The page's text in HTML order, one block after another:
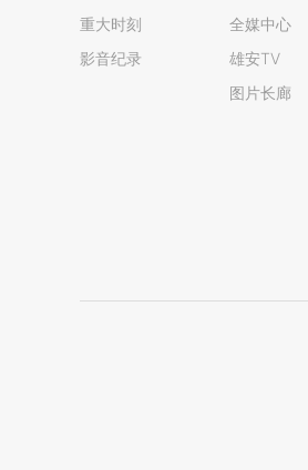
重大时刻
影音纪录
全媒中心
雄安TV
图片长廊